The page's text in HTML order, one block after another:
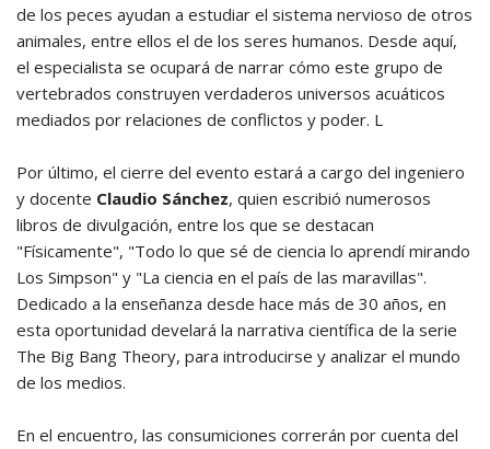
de los peces ayudan a estudiar el sistema nervioso de otros
animales, entre ellos el de los seres humanos. Desde aquí,
el especialista se ocupará de narrar cómo este grupo de
vertebrados construyen verdaderos universos acuáticos
mediados por relaciones de conflictos y poder. L
Por último, el cierre del evento estará a cargo del ingeniero
y docente Claudio Sánchez, quien escribió numerosos
libros de divulgación, entre los que se destacan
"Físicamente", "Todo lo que sé de ciencia lo aprendí mirando
Los Simpson" y "La ciencia en el país de las maravillas".
Dedicado a la enseñanza desde hace más de 30 años, en
esta oportunidad develará la narrativa científica de la serie
The Big Bang Theory, para introducirse y analizar el mundo
de los medios.
En el encuentro, las consumiciones correrán por cuenta del